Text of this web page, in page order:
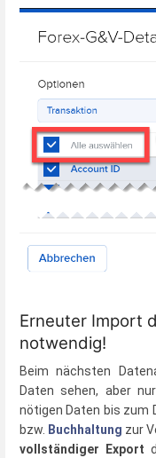
Erneuter Import
notwendig!
Beim nächsten
Daten sehen, aber
nötigen Daten bis zum
bzw. Buchhaltung zur
vollständiger Export